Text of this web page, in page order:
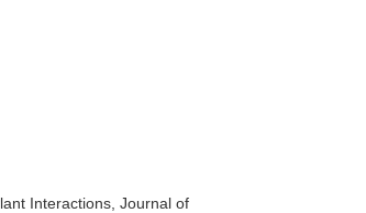
Interactions, Journal of